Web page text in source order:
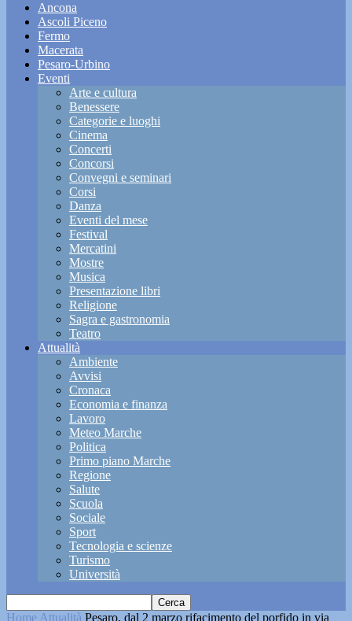
Ancona
Ascoli Piceno
Fermo
Macerata
Pesaro-Urbino
Eventi
Arte e cultura
Benessere
Categorie e luoghi
Cinema
Concerti
Concorsi
Convegni e seminari
Corsi
Danza
Eventi del mese
Festival
Mercatini
Mostre
Musica
Presentazione libri
Religione
Sagra e gastronomia
Teatro
Attualità
Ambiente
Avvisi
Cronaca
Economia e finanza
Lavoro
Meteo Marche
Politica
Primo piano Marche
Regione
Salute
Scuola
Sociale
Sport
Tecnologia e scienze
Turismo
Università
Home Attualità Pesaro, dal 2 marzo rifacimento del porfido in via